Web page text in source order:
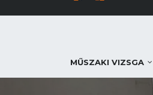
MŰSZAKI VIZSGA